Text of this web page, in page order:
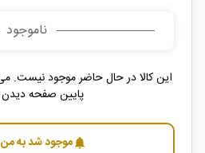
ناموجود
این کالا در حال حاضر موجود نیست.
پایین صفحه دیدن
notificationsموجود شد به من